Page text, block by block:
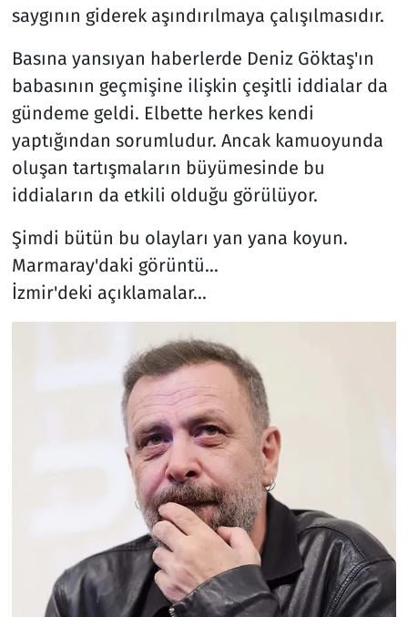
saygının giderek aşındırılmaya çalışılmasıdır.
Basına yansıyan haberlerde Deniz Göktaş'ın
babasının geçmişine ilişkin çeşitli iddialar da
gündeme geldi. Elbette herkes kendi
yaptığından sorumludur. Ancak kamuoyunda
oluşan tartışmaların büyümesinde bu
iddiaların da etkili olduğu görülüyor.
Şimdi bütün bu olayları yan yana koyun.
Marmaray'daki görüntü...
İzmir'deki açıklamalar...